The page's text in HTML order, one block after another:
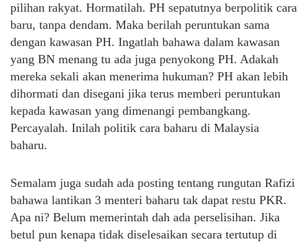
pilihan rakyat. Hormatilah. PH sepatutnya berpolitik cara
baru, tanpa dendam. Maka berilah peruntukan sama
dengan kawasan PH. Ingatlah bahawa dalam kawasan
yang BN menang tu ada juga penyokong PH. Adakah
mereka sekali akan menerima hukuman? PH akan lebih
dihormati dan disegani jika terus memberi peruntukan
kepada kawasan yang dimenangi pembangkang.
Percayalah. Inilah politik cara baharu di Malaysia
baharu.
Semalam juga sudah ada posting tentang rungutan Rafizi
bahawa lantikan 3 menteri baharu tak dapat restu PKR.
Apa ni? Belum memerintah dah ada perselisihan. Jika
betul pun kenapa tidak diselesaikan secara tertutup di